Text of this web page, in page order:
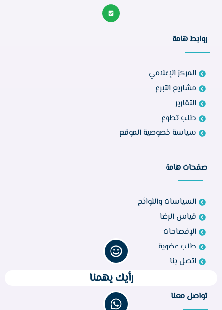
روابط هامة
المركز الإعلامي
مشاريع التبرع
التقارير
طلب تطوع
سياسة خصوصية الموقع
صفحات هامة
السياسات واللوائح
قياس الرضا
الإفصاحات
طلب عضوية
اتصل بنا
تواصل معنا
رأيك يهمنا